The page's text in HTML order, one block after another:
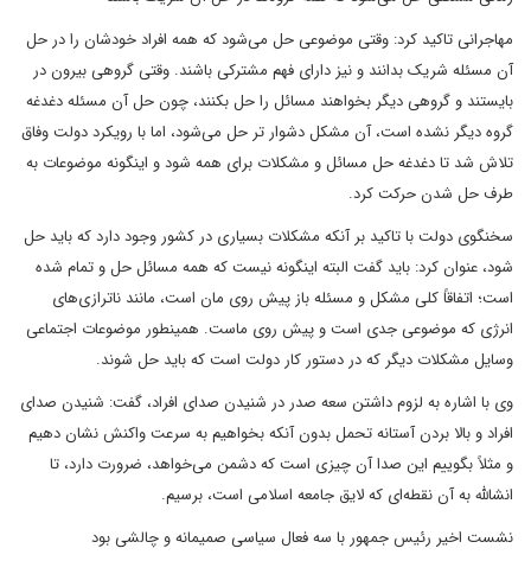
مهاجرانی تاکید کرد: وقتی موضوعی حل می‌شود که همه افراد خودشان را در حل
آن مسئله شریک بدانند و نیز دارای فهم مشترکی باشند. وقتی گروهی بیرون در
بایستند و گروهی دیگر بخواهند مسائل را حل بکنند، چون حل آن مسئله دغدغه
گروه دیگر نشده است، آن مشکل دشوار تر حل می‌شود، اما با رویکرد دولت وفاق
تلاش شد تا دغدغه حل مسائل و مشکلات برای همه شود و اینگونه موضوعات به
طرف حل شدن حرکت کرد.
سخنگوی دولت با تاکید بر آنکه مشکلات بسیاری در کشور وجود دارد که باید حل
شود، عنوان کرد: باید گفت البته اینگونه نیست که همه مسائل حل و تمام شده
است؛ اتفاقاً کلی مشکل و مسئله باز پیش روی مان است، مانند ناترازی‌های
انرژی که موضوعی جدی است و پیش روی ماست. همینطور موضوعات اجتماعی
وسایل مشکلات دیگر که در دستور کار دولت است که باید حل شوند.
وی با اشاره به لزوم داشتن سعه صدر در شنیدن صدای افراد، گفت: شنیدن صدای
افراد و بالا بردن آستانه تحمل بدون آنکه بخواهیم به سرعت واکنش نشان دهیم
و مثلاً بگوییم این صدا آن چیزی است که دشمن می‌خواهد، ضرورت دارد، تا
انشالله به آن نقطه‌ای که لایق جامعه اسلامی است، برسیم.
نشست اخیر رئیس جمهور با سه فعال سیاسی صمیمانه و چالشی بود